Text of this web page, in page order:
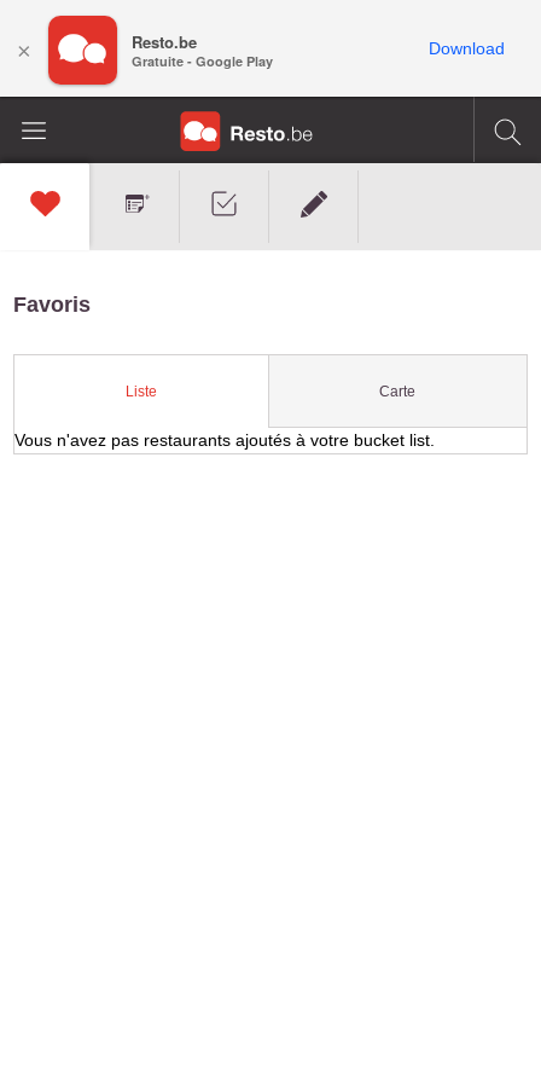
Favoris
Liste Carte
Vous n'avez pas restaurants ajoutés à votre bucket list.
× Resto.be
Gratuite - Google Play
Download